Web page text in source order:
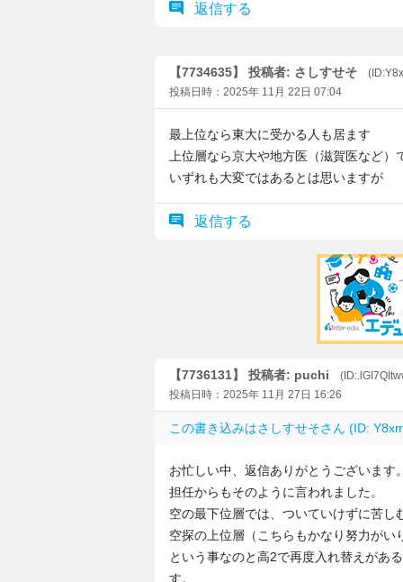
返信する
【7734635】 投稿者: さしすせそ
投稿日時：2025年 11月 22日 07:04
最上位なら東大に受かる人も居ます
上位層なら京大や地方医（滋賀医など）
いずれも大変ではあるとは思いますが
返信する
【7736131】 投稿者: puchi
投稿日時：2025年 11月 27日 16:26
この書き込みはさしすせそさん (ID:
お忙しい中、返信ありがとうございます
担任からもそのように言われました。
空の最下位層では、ついていけずに苦
空探の上位層（こちらもかなり努力が
という事なのと高2で再度入れ替えがあ
す。